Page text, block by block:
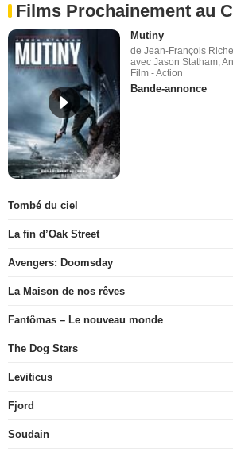
Films Prochainement au
Mutiny
de Jean-François
avec Jason Statham,
Film - Action
Bande-annonce
Tombé du ciel
La fin d’Oak Street
Avengers: Doomsday
La Maison de nos rêves
Fantômas – Le nouveau monde
The Dog Stars
Leviticus
Fjord
Soudain